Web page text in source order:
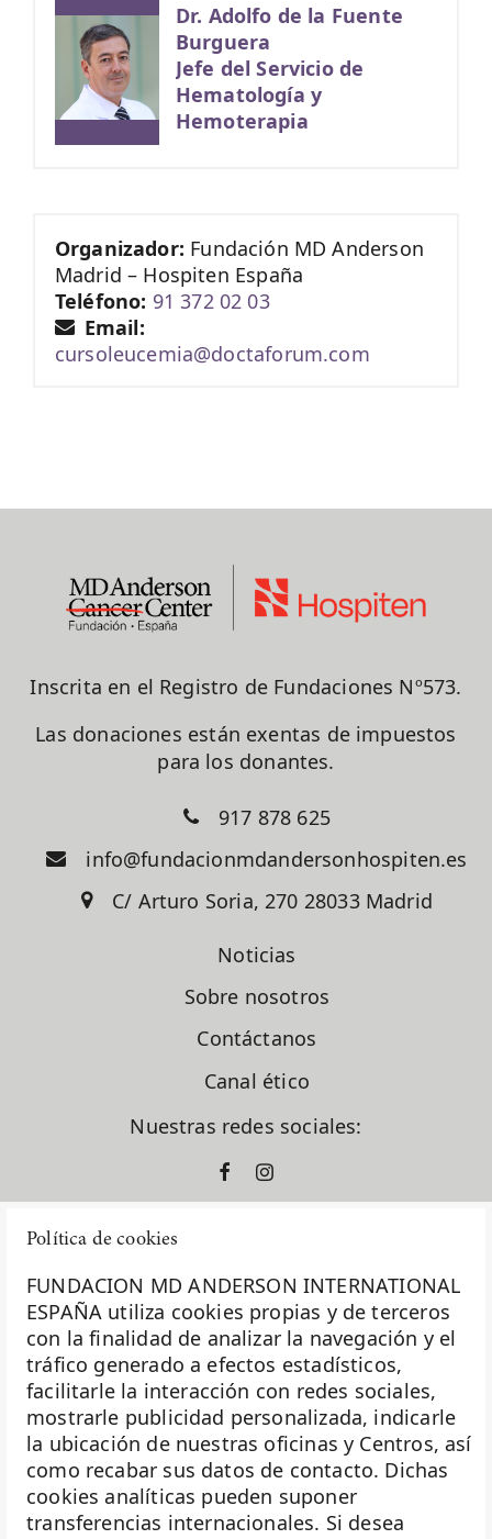
Política de cookies
FUNDACION MD ANDERSON INTERNATIONAL
ESPAÑA utiliza cookies propias y de terceros
con la finalidad de analizar la navegación y el
tráfico generado a efectos estadísticos,
facilitarle la interacción con redes sociales,
mostrarle publicidad personalizada, indicarle
la ubicación de nuestras oficinas y Centros, así
como recabar sus datos de contacto. Dichas
cookies analíticas pueden suponer
transferencias internacionales. Si desea
Dr. Adolfo de la Fuente
Burguera
Jefe del Servicio de
Hematología y
Hemoterapia
Organizador: Fundación MD Anderson
Madrid – Hospiten España
Teléfono: 91 372 02 03
Email:
cursoleucemia@doctaforum.com
Inscrita en el Registro de Fundaciones Nº573.
Las donaciones están exentas de impuestos
para los donantes.
917 878 625
info@fundacionmdandersonhospiten.es
C/ Arturo Soria, 270 28033 Madrid
Noticias
Sobre nosotros
Contáctanos
Canal ético
Nuestras redes sociales:
La Fundación MD Anderson España - Hospiten es
miembro de laAsociación Española de Fundaciones
Investigación
Biobanco
Docencia